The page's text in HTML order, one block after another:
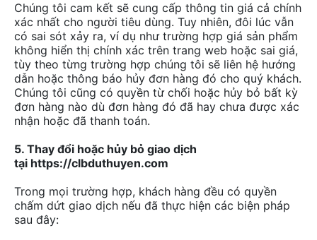
Chúng tôi cam kết sẽ cung cấp thông tin giá cả chính
xác nhất cho người tiêu dùng. Tuy nhiên, đôi lúc vẫn
có sai sót xảy ra, ví dụ như trường hợp giá sản phẩm
không hiển thị chính xác trên trang web hoặc sai giá,
tùy theo từng trường hợp chúng tôi sẽ liên hệ hướng
dẫn hoặc thông báo hủy đơn hàng đó cho quý khách.
Chúng tôi cũng có quyền từ chối hoặc hủy bỏ bất kỳ
đơn hàng nào dù đơn hàng đó đã hay chưa được xác
nhận hoặc đã thanh toán.
5. Thay đổi hoặc hủy bỏ giao dịch
tại https://clbduthuyen.com
Trong mọi trường hợp, khách hàng đều có quyền
chấm dứt giao dịch nếu đã thực hiện các biện pháp
sau đây: